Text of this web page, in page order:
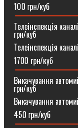
100 грн/куб
Телеінспекція
грн/куб
Телеінспекція
1700 грн/куб
Викачування
грн/куб
Викачування
450 грн/куб